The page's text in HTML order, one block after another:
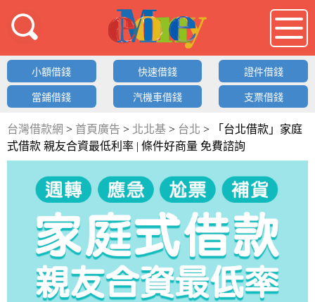
借錢LOGO
小額借錢 快速借錢 證件借錢
當鋪借錢 汽機車借錢 支票借錢
台灣借款網 > 首頁廣告 > 北北基 > 台北 >
「台北借款」家庭
式借款 親友合資最低利率 | 條件好商量 免費諮詢